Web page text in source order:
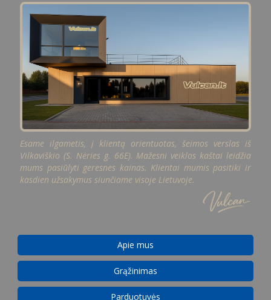
Esame ilgametis, į klientą orientuotas, šeimos verslas iš
Vilkaviškio (S. Nėries g. 66E). Mažesni veiklos kaštai leidžia
mums pasiūlyti geresnes kainas. Klientai mumis pasitiki ir
kasdien užsakymus siunčiame visoje Lietuvoje.
Apie mus
Grąžinimas
Parduotuvės